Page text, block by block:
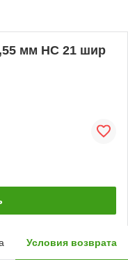
мм НС 21 шир
Условия возврата